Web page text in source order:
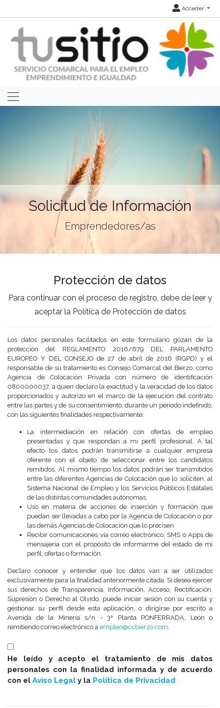
Acceder
Solicitud de Información
Emprendedores/as
Protección de datos
Para continuar con el proceso de registro, debe de leer y
aceptar la Política de Protección de datos
Los datos personales facilitados en este formulario gozan de la
protección del REGLAMENTO 2016/679 DEL PARLAMENTO
EUROPEO Y DEL CONSEJO de 27 de abril de 2016 (RGPD) y el
responsable de su tratamiento es Consejo Comarcal del Bierzo, como
Agencia de Colocación Privada con número de identificación
0800000037, a quien declaro la exactitud y la veracidad de los datos
proporcionados y autorizo en el marco de la ejecución del contrato
entre las partes y de su consentimiento, durante un periodo indefinido,
con las siguientes finalidades respectivamente:
La intermediación en relación con ofertas de empleo
presentadas y que respondan a mi perfil profesional. A tal
efecto los datos podrán transmitirse a cualquier empresa
oferente con el objeto de seleccionar entre los candidatos
remitidos. Al mismo tiempo los datos podrán ser transmitidos
entre las diferentes Agencias de Colocación que lo soliciten, al
Sistema Nacional de Empleo y los Servicios Públicos Estatales
de las distintas comunidades autónomas.
Uso en materia de acciones de inserción y formación que
puedan ser llevadas a cabo por la Agencia de Colocación o por
las demás Agencias de Colocación que lo precisen.
Recibir comunicaciones vía correo electrónico, SMS o Apps de
mensajería con el propósito de informarme del estado de mi
perfil, ofertas o formación.
Declaro conocer y entender que los datos van a ser utilizados
exclusivamente para la finalidad anteriormente citada. Si desea ejercer
sus derechos de Transparencia, Información, Acceso, Rectificación,
Supresión o Derecho al Olvido, puede iniciar sesión con su cuenta y
gestionar su perfil desde esta aplicación, o dirigirse por escrito a
Avenida de la Minería s/n - 3ª Planta PONFERRADA, León o
remitiendo correo electrónico a empleo@ccbierzo.com.
He leído y acepto el tratamiento de mis datos
personales con la finalidad informada y de acuerdo
con el Aviso Legal y la Política de Privacidad